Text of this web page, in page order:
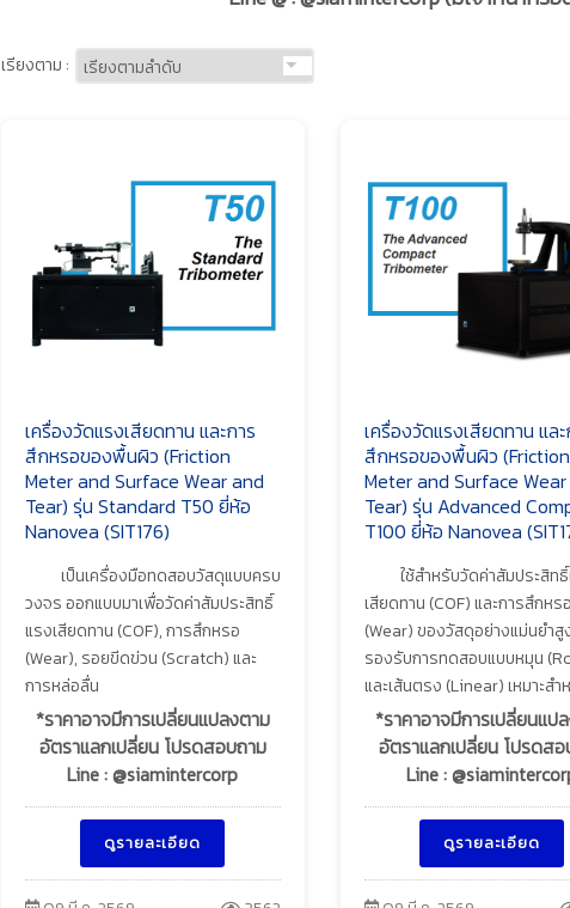
เรียงตาม :
เครื่องวัดแรงเสียดทาน และการ
สึกหรอของพื้นผิว (Friction
Meter and Surface Wear and
Tear) รุ่น Standard T50 ยี่ห้อ
Nanovea (SIT176)
เป็นเครื่องมือทดสอบวัสดุแบบครบ
วงจร ออกแบบมาเพื่อวัดค่าสัมประสิทธิ์
แรงเสียดทาน (COF), การสึกหรอ
(Wear), รอยขีดข่วน (Scratch) และ
การหล่อลื่น
*ราคาอาจมีการเปลี่ยนแปลงตาม
อัตราแลกเปลี่ยน โปรดสอบถาม
Line : @siamintercorp
ดูรายละเอียด
เครื่องวัดแรงเสียดทาน แล
สึกหรอของพื้นผิว (Friction
Meter and Surface
Tear) รุ่น Advanced
T100 ยี่ห้อ Nanovea
ใช้สำหรับวัดค่าสัมประสิท
เสียดทาน (COF) และการสึกหร
(Wear) ของวัสดุอย่างแม่นยำสู
รองรับการทดสอบแบบหมุน
และเส้นตรง (Linear) เหมาะสำ
*ราคาอาจมีการเปลี่ยนแป
อัตราแลกเปลี่ยน โปรดส
Line :
ดูรายละเอียด